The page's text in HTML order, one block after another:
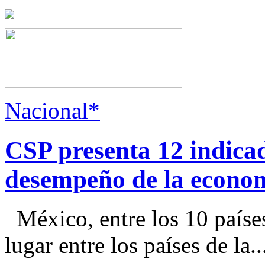
Nacional*
CSP presenta 12
desempeño de la
México, entre los 10
lugar entre los países de